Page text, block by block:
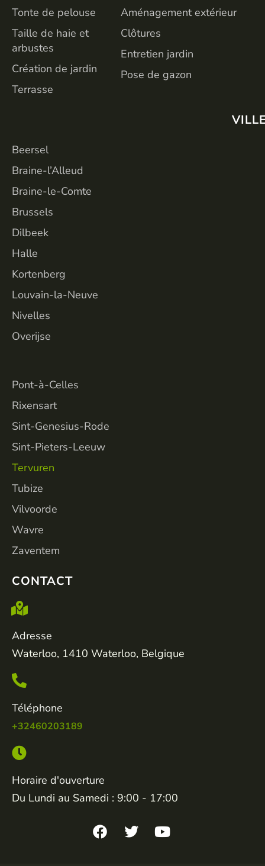
Tonte de pelouse
Taille de haie et
arbustes
Création de jardin
Terrasse
Aménagement extérieur
Clôtures
Entretien jardin
Pose de gazon
Beersel
Braine-l’Alleud
Braine-le-Comte
Brussels
Dilbeek
Halle
Kortenberg
Louvain-la-Neuve
Nivelles
Overijse
Pont-à-Celles
Rixensart
Sint-Genesius-Rode
Sint-Pieters-Leeuw
Tervuren
Tubize
Vilvoorde
Wavre
Zaventem
CONTACT
Adresse
Waterloo, 1410 Waterloo, Belgique
Téléphone
+32460203189
Horaire d'ouverture
Du Lundi au Samedi : 9:00 - 17:00